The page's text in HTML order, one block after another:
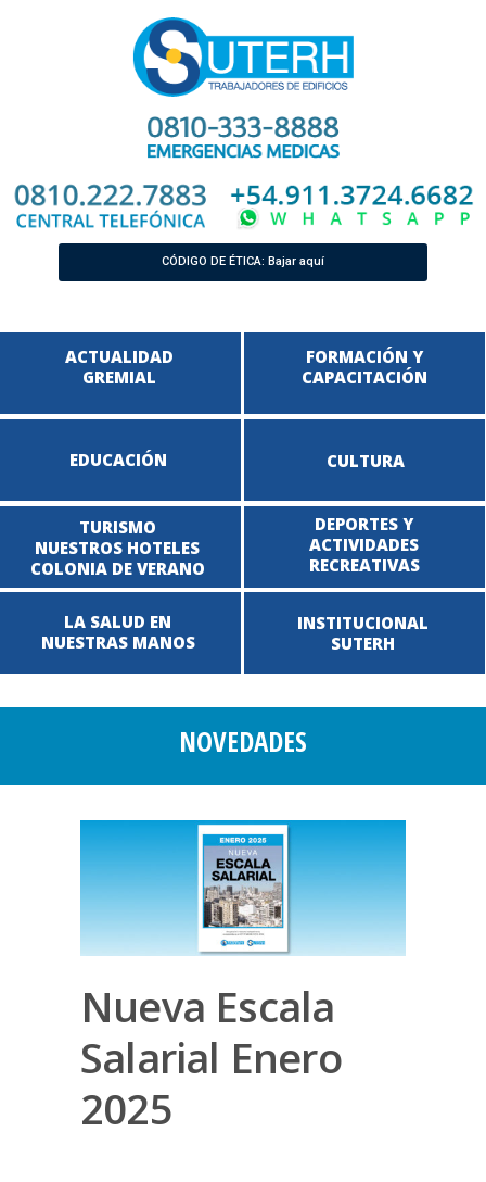
CÓDIGO DE ÉTICA: Bajar aquí
ACTUALIDAD
GREMIAL
EDUCACIÓN CULTURA
TURISMO
NUESTROS HOTELES
COLONIA DE VERANO
DEPORTES Y
ACTIVIDADES
RECREATIVAS
LA SALUD EN
NUESTRAS MANOS
INSTITUCIONAL
SUTERH
FORMACIÓN Y
CAPACITACIÓN
NOVEDADES
Nueva Escala
Salarial Enero
2025